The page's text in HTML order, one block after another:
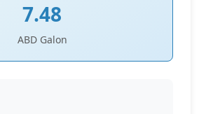
7.48
ABD Galon